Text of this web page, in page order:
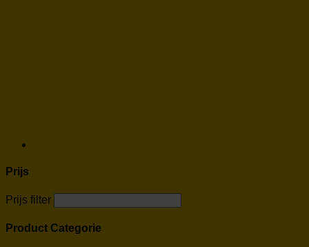
Prijs
Prijs filter
Product Categorie